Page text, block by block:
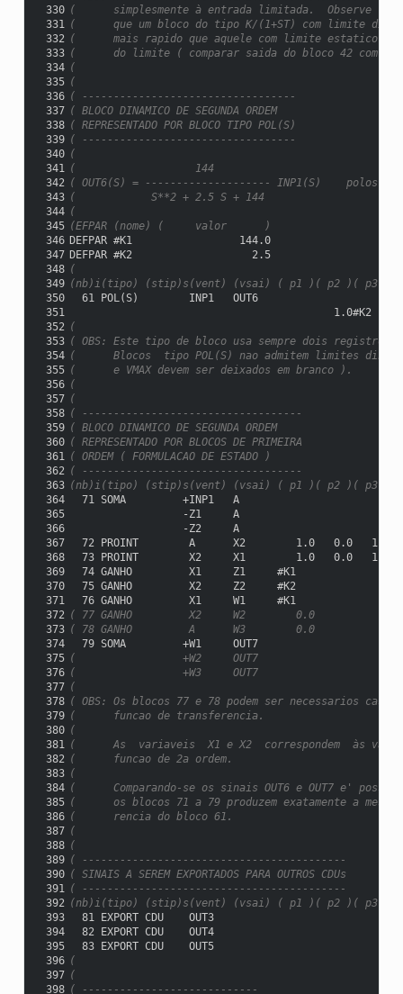
330 (      simplesmente à entrada limitada.  Observe
331
(      que um bloco do tipo K/(1+ST) com limite
332 (      mais rapido que aquele com limite estatico na
333 (      do limite ( comparar saida do bloco 42 com a
334 (
335 (
336 ( ----------------------------------
337 ( BLOCO DINAMICO DE SEGUNDA ORDEM
338 ( REPRESENTADO POR BLOCO TIPO POL(S)
339 ( ----------------------------------
340 (
341
(                   144
342 ( OUT6(S) = -------------------- INP1(S)    polos em
343 (            S**2 + 2.5 S + 144
344 (
345 (EFPAR (nome) (     valor      )
346 DEFPAR #K1                 144.0
347 DEFPAR #K2                   2.5
348 (
349 (nb)i(tipo) (stip)s(vent) (vsai) ( p1 )( p2 )( p3 )(
350
61 POL(S)        INP1   OUT6
351
1.0#K2
352 (
353 ( OBS: Este tipo de bloco usa sempre dois registros
354 (      Blocos  tipo POL(S) nao admitem limites
355 (      e VMAX devem ser deixados em branco ).
356 (
357 (
358 ( -----------------------------------
359 ( BLOCO DINAMICO DE SEGUNDA ORDEM
360 ( REPRESENTADO POR BLOCOS DE PRIMEIRA
361
( ORDEM ( FORMULACAO DE ESTADO )
362 ( -----------------------------------
363 (nb)i(tipo) (stip)s(vent) (vsai) ( p1 )( p2 )( p3 )(
364
  71 SOMA         +INP1   A
365
                  -Z1     A
366
                  -Z2     A
367
  72 PROINT        A      X2        1.0   0.0   1.0
368
  73 PROINT        X2     X1        1.0   0.0   1.0
369
  74 GANHO         X1     Z1     #K1
370
  75 GANHO         X2     Z2     #K2
371
  76 GANHO         X1     W1     #K1
372 ( 77 GANHO         X2     W2        0.0
373 ( 78 GANHO         A      W3        0.0
374
  79 SOMA         +W1     OUT7
375 (                 +W2     OUT7
376 (                 +W3     OUT7
377 (
378 ( OBS: Os blocos 77 e 78 podem ser necessarios
379 (      funcao de transferencia.
380 (
381
(      As  variaveis  X1 e X2  correspondem  às
382 (      funcao de 2a ordem.
383 (
384 (      Comparando-se os sinais OUT6 e OUT7 e'
385 (      os blocos 71 a 79 produzem exatamente a
386 (      rencia do bloco 61.
387 (
388 (
389 ( ------------------------------------------
390 ( SINAIS A SEREM EXPORTADOS PARA OUTROS CDUs
391
( ------------------------------------------
392 (nb)i(tipo) (stip)s(vent) (vsai) ( p1 )( p2 )( p3 )(
393
  81 EXPORT CDU    OUT3
394
  82 EXPORT CDU    OUT4
395
  83 EXPORT CDU    OUT5
396 (
397 (
398 ( ----------------------------